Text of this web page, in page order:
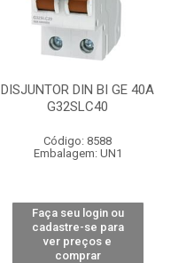
DISJUNTOR DIN BI GE 40A
G32SLC40
Código: 8588
Embalagem: UN1
Faça seu login ou
cadastre-se para
ver preços e
comprar